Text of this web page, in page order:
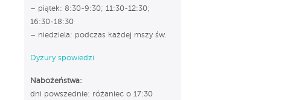
– piątek: 8:30-9:30; 11:30-12:30;
16:30-18:30
– niedziela: podczas każdej mszy św.
Dyżury spowiedzi
Nabożeństwa:
dni powszednie: różaniec o 17:30